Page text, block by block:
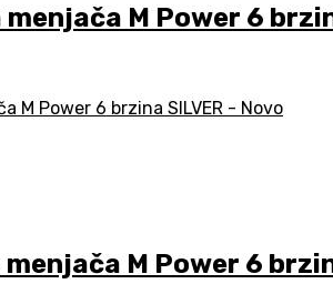
menjača M Power 6
M Power 6